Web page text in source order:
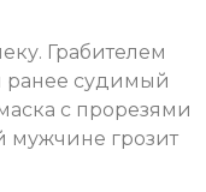
Грабителем
ранее судимый
с прорезями
мужчине грозит